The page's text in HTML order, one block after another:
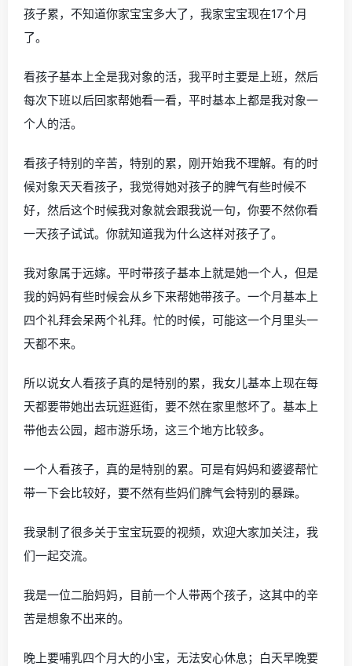
孩子累，不知道你家宝宝多大了，我家宝宝现在17个月
了。
看孩子基本上全是我对象的活，我平时主要是上班，然后
每次下班以后回家帮她看一看，平时基本上都是我对象一
个人的活。
看孩子特别的辛苦，特别的累，刚开始我不理解。有的时
候对象天天看孩子，我觉得她对孩子的脾气有些时候不
好，然后这个时候我对象就会跟我说一句，你要不然你看
一天孩子试试。你就知道我为什么这样对孩子了。
我对象属于远嫁。平时带孩子基本上就是她一个人，但是
我的妈妈有些时候会从乡下来帮她带孩子。一个月基本上
四个礼拜会呆两个礼拜。忙的时候，可能这一个月里头一
天都不来。
所以说女人看孩子真的是特别的累，我女儿基本上现在每
天都要带她出去玩逛逛街，要不然在家里憋坏了。基本上
带他去公园，超市游乐场，这三个地方比较多。
一个人看孩子，真的是特别的累。可是有妈妈和婆婆帮忙
带一下会比较好，要不然有些妈们脾气会特别的暴躁。
我录制了很多关于宝宝玩耍的视频，欢迎大家加关注，我
们一起交流。
我是一位二胎妈妈，目前一个人带两个孩子，这其中的辛
苦是想象不出来的。
晚上要哺乳四个月大的小宝，无法安心休息；白天早晚要